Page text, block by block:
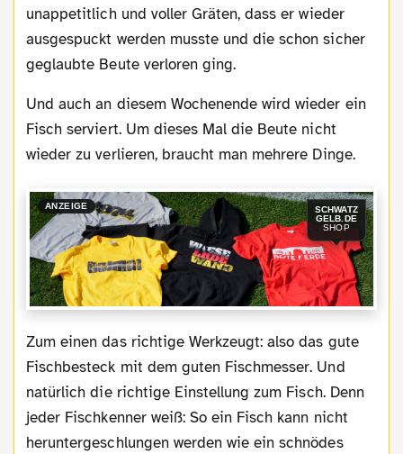
unappetitlich und voller Gräten, dass er wieder
ausgespuckt werden musste und die schon sicher
geglaubte Beute verloren ging.
Und auch an diesem Wochenende wird wieder ein
Fisch serviert. Um dieses Mal die Beute nicht
wieder zu verlieren, braucht man mehrere Dinge.
ANZEIGE
SCHWATZ
GELB.DE
SHOP
Zum einen das richtige Werkzeugt: also das gute
Fischbesteck mit dem guten Fischmesser. Und
natürlich die richtige Einstellung zum Fisch. Denn
jeder Fischkenner weiß: So ein Fisch kann nicht
heruntergeschlungen werden wie ein schnödes